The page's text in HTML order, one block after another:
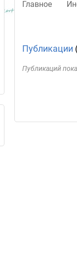
Главное
Публикации
Публикаций